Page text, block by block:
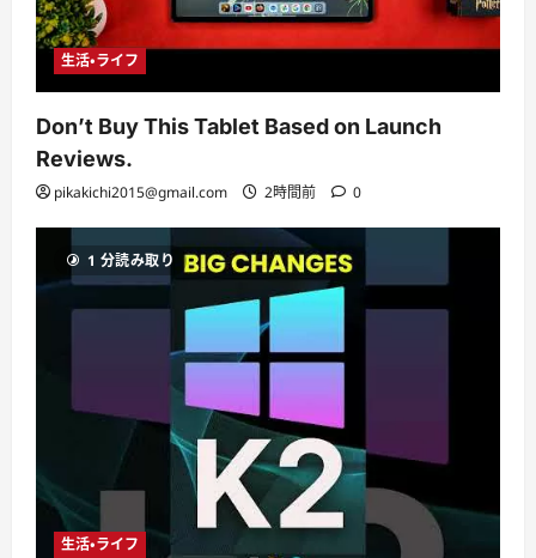
生活・ライフ
Don’t Buy This Tablet Based on Launch
Reviews.
pikakichi2015@gmail.com 2時間前 0
1 分読み取り
生活・ライフ